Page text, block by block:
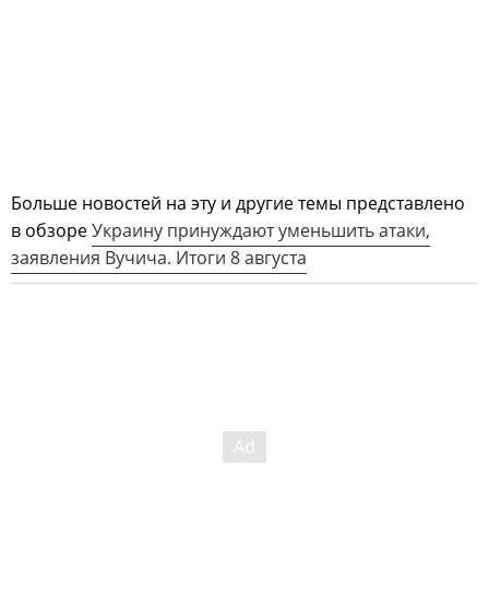
Больше новостей на эту и другие темы представлено
в обзореУкраину принуждают уменьшить атаки,
заявления Вучича. Итоги 8 августа